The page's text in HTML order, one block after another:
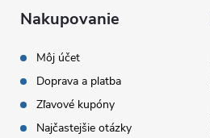
Nakupovanie
Môj účet
Doprava a platba
Zľavové kupóny
Najčastejšie otázky